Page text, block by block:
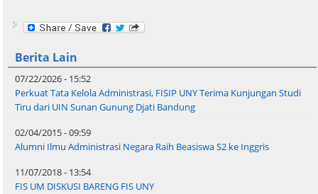
Berita Lain
07/22/2026 - 15:52
Perkuat Tata Kelola Administrasi, FISIP UNY Terima Kunjungan Studi
Tiru dari UIN Sunan Gunung Djati Bandung
02/04/2015 - 09:59
Alumni Ilmu Administrasi Negara Raih Beasiswa S2 ke Inggris
11/07/2018 - 13:54
FIS UM DISKUSI BARENG FIS UNY